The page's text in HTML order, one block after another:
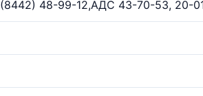
(8442) 48-99-12,АДС 43-70-53, 20-